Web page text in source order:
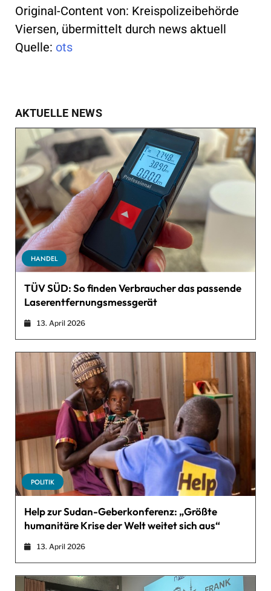
Original-Content von: Kreispolizeibehörde
Viersen, übermittelt durch news aktuell
Quelle: ots
AKTUELLE NEWS
HANDEL
TÜV SÜD: So finden Verbraucher das passende
Laserentfernungsmessgerät
13. April 2026
POLITIK
Help zur Sudan-Geberkonferenz: „Größte
humanitäre Krise der Welt weitet sich aus“
13. April 2026